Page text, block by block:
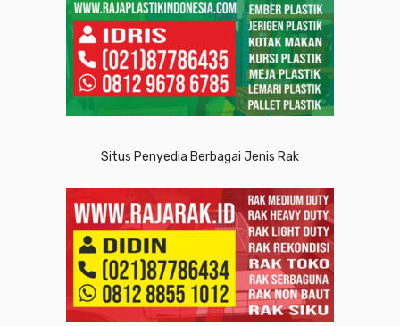
Situs Penyedia Berbagai Jenis Rak